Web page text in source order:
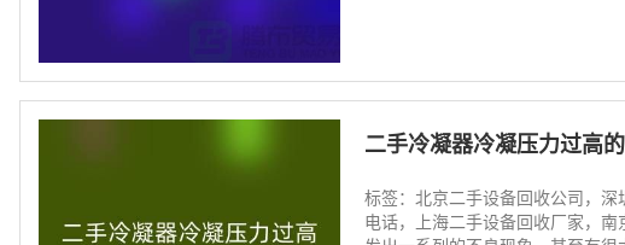
二手冷凝器冷凝压力过高
标签：北京二手设备回收公司，
电话，上海二手设备回收厂家，